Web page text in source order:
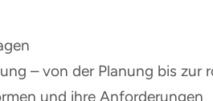
– von der Planung bis zur
und ihre Anforderungen